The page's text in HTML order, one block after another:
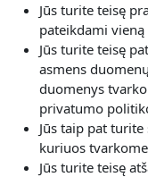
Jūs turite teisę
pateikdami
Jūs turite teisę
asmens
duomenys
privatumo
Jūs taip pat
kuriuos
Jūs turite teisę